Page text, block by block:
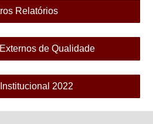
Relatórios
de Qualidade
2022